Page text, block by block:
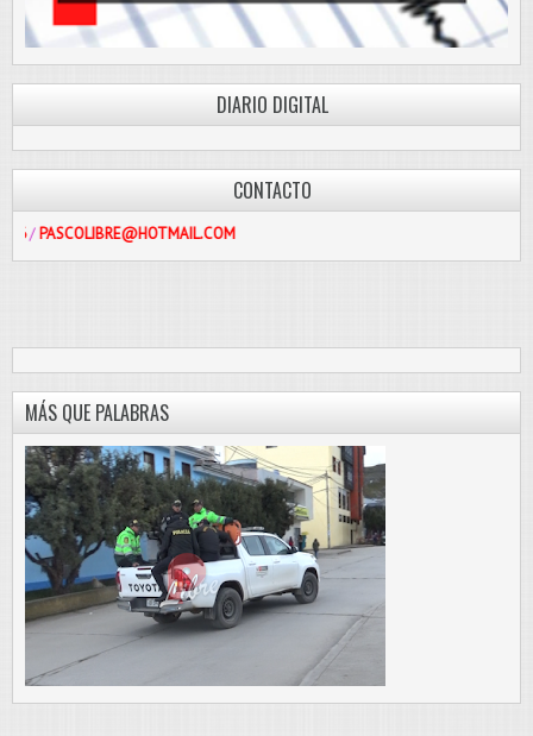
DIARIO DIGITAL
CONTACTO
MÁS QUE PALABRAS